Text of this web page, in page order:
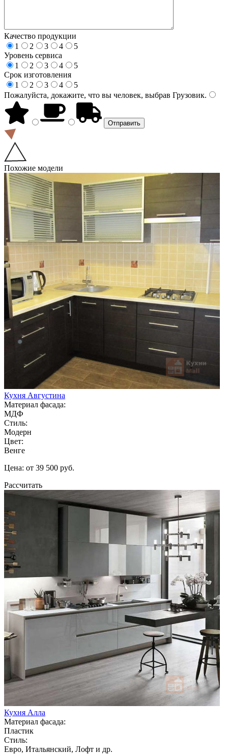
Качество продукции
1
2 3 4
5
Уровень сервиса
1
2 3 4
5
Срок изготовления
1
2 3 4
5
Пожалуйста, докажите, что вы человек, выбрав Грузовик.
Похожие модели
Кухня Августина
Материал фасада:
МДФ
Стиль:
Модерн
Цвет:
Венге
Цена: от 39 500 руб.
Рассчитать
Кухня Алла
Материал фасада:
Пластик
Стиль:
Евро, Итальянский, Лофт и др.